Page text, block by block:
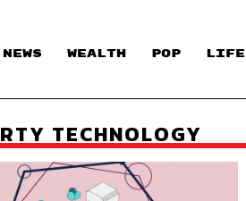
NEWS WEALTH POP LIFE
TECHNOLOGY